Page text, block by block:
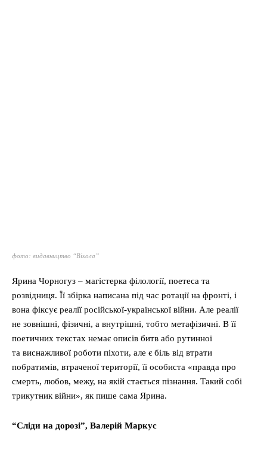
фото: видавництво “Віхола”
Ярина Чорногуз – магістерка філології, поетеса та
розвідниця. Її збірка написана під час ротації на фронті, і
вона фіксує реалії російської-української війни. Але реалії
не зовнішні, фізичні, а внутрішні, тобто метафізичні. В її
поетичних текстах немає описів битв або рутинної
та виснажливої роботи піхоти, але є біль від втрати
побратимів, втраченої території, її особиста «правда про
смерть, любов, межу, на якій стається пізнання. Такий собі
трикутник війни», як пише сама Ярина.
“Сліди на дорозі”, Валерій Маркус